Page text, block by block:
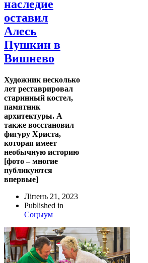
наследие
оставил
Алесь
Пушкин в
Вишнево
Художник несколько
лет реставрировал
старинный костел,
памятник
архитектуры. А
также восстановил
фигуру Христа,
которая имеет
необычную историю
[фото – многие
публикуются
впервые]
Ліпень 21, 2023
Published in
Соцыум